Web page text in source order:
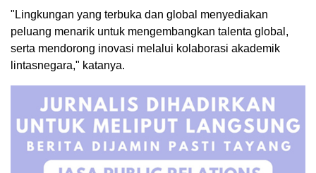
"Lingkungan yang terbuka dan global menyediakan
peluang menarik untuk mengembangkan talenta global,
serta mendorong inovasi melalui kolaborasi akademik
lintasnegara," katanya.